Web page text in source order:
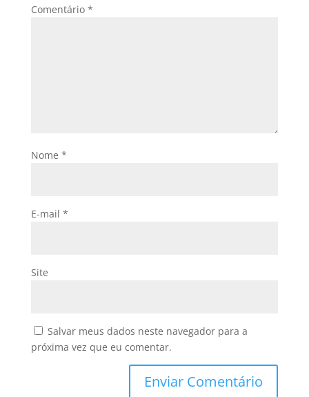
Comentário *
Nome *
E-mail *
Site
Salvar meus dados neste navegador para a
próxima vez que eu comentar.